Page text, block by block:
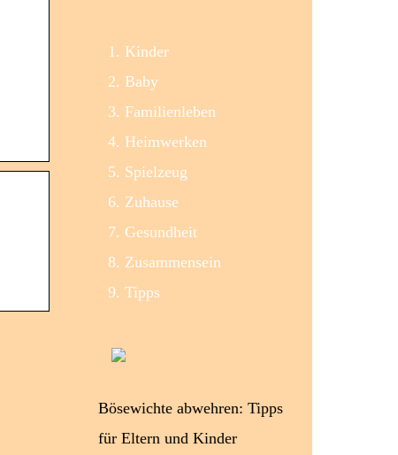
Kinder
Baby
Familienleben
Heimwerken
Spielzeug
Zuhause
Gesundheit
Zusammensein
Tipps
Bösewichte abwehren: Tipps
für Eltern und Kinder